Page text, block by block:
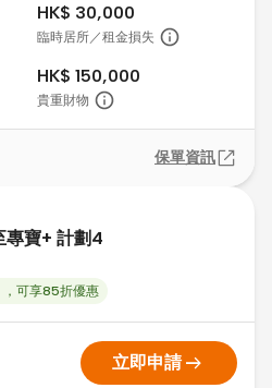
HK$ 30,000
臨時居所／租金損失
HK$ 150,000
貴重財物
保單資訊
專寶+ 計劃4
可享85折優惠
立即申請arrow_right_alt